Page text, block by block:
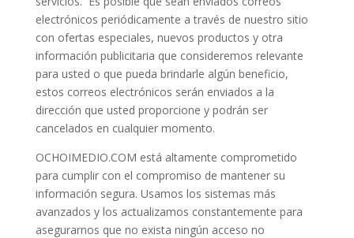
electrónicos periódicamente a través de nuestro sitio
con ofertas especiales, nuevos productos y otra
información publicitaria que consideremos relevante
para usted o que pueda brindarle algún beneficio,
estos correos electrónicos serán enviados a la
dirección que usted proporcione y podrán ser
cancelados en cualquier momento.
OCHOIMEDIO.COM está altamente comprometido
para cumplir con el compromiso de mantener su
información segura. Usamos los sistemas más
avanzados y los actualizamos constantemente para
asegurarnos que no exista ningún acceso no